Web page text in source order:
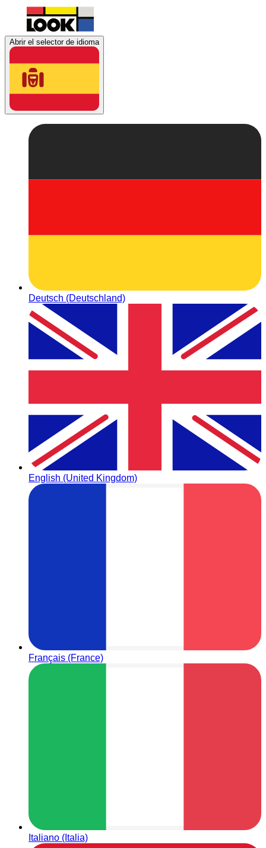
Abrir el selector de idioma
Deutsch (Deutschland)
English (United Kingdom)
Français (France)
Italiano (Italia)